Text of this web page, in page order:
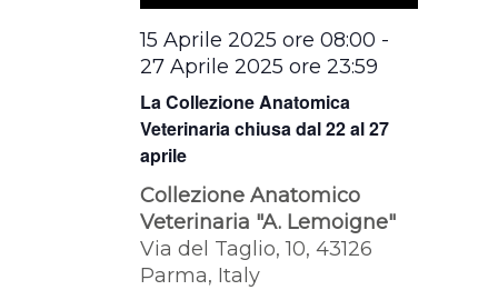
La Collezione Anatomica
Veterinaria chiusa dal 22 al 27
aprile
15 Aprile 2025 ore 08:00 -
27 Aprile 2025 ore 23:59
Collezione Anatomico
Veterinaria "A. Lemoigne"
Via del Taglio, 10, 43126
Parma, Italy